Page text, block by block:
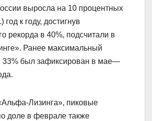
выросла на 10 процентных
год к году, достигнув
рекорда в 40%, подсчитали в
Ранее максимальный
33% был зафиксирован в мае—
Лизинга», пиковые
доле в феврале также